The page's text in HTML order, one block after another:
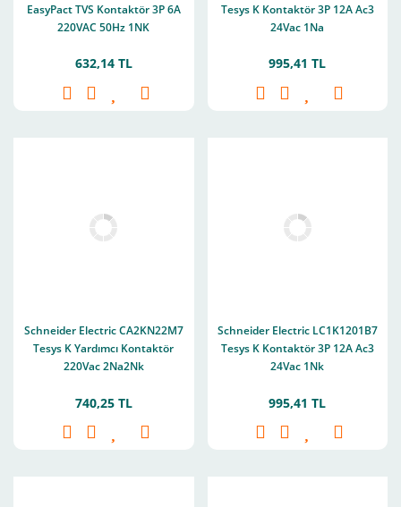
EasyPact TVS Kontaktör 3P 6A
220VAC 50Hz 1NK
632,14 TL
Tesys K Kontaktör 3P 12A Ac3
24Vac 1Na
995,41 TL
Schneider Electric CA2KN22M7
Tesys K Yardımcı Kontaktör
220Vac 2Na2Nk
740,25 TL
Schneider Electric LC1K1201B7
Tesys K Kontaktör 3P 12A Ac3
24Vac 1Nk
995,41 TL